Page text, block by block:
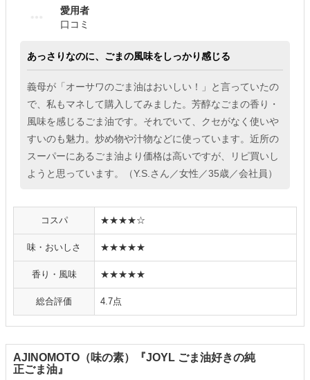
愛用者
口コミ
あっさりなのに、ごまの風味をしっかり感じる
義母が「オーサワのごま油はおいしい！」と言っていたの
で、私もマネして購入してみました。芳醇なごまの香り・
風味を感じるごま油です。それでいて、クセがなく使いや
すいのも魅力。炒め物や汁物などに使っています。近所の
スーパーにあるごま油より価格は高いですが、リピ買いし
ようと思っています。（Y.S.さん／女性／35歳／会社員）
コスパ ★★★★☆
味・おいしさ ★★★★★
香り・風味 ★★★★★
総合評価 4.7点
AJINOMOTO（味の素）『JOYL ごま油好きの純
正ごま油』